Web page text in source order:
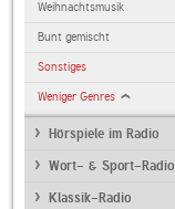
Weihnachtsmusik
Bunt gemischt
Sonstiges
Weniger Genres
Hörspiele im Radio
Wort- & Sport-Radio
Klassik-Radio